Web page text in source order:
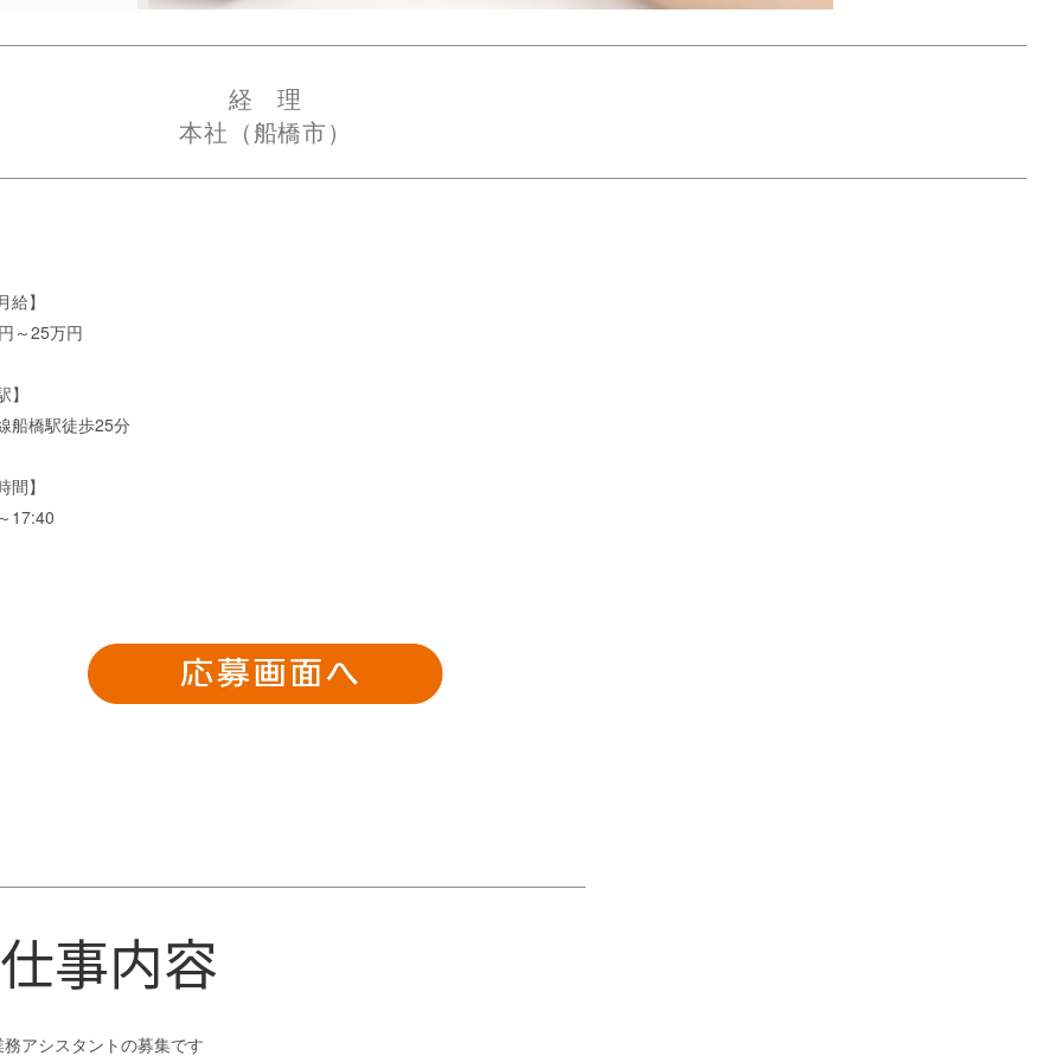
経 理
本社（船橋市）
給】
～25万円
】
橋駅徒歩25分
間】
事内容
アシスタントの募集です